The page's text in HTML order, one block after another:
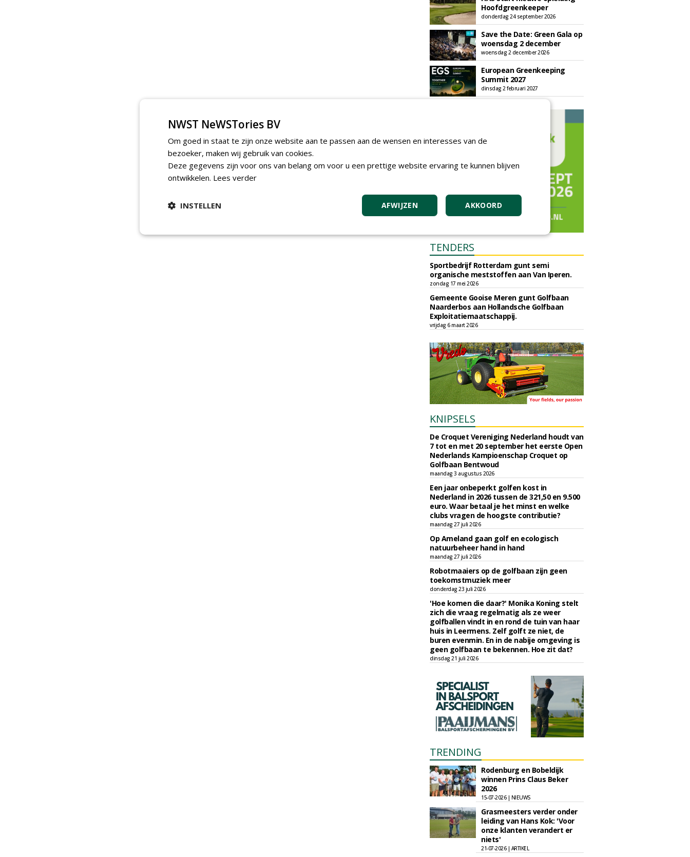
Hoofdgreenkeeper
donderdag 24 september 2026
Save the Date: Green Gala op
woensdag 2 december
woensdag 2 december 2026
European Greenkeeping
Summit 2027
dinsdag 2 februari 2027
TENDERS
Sportbedrijf Rotterdam gunt semi
organische meststoffen aan Van Iperen.
zondag 17 mei 2026
Gemeente Gooise Meren gunt Golfbaan
Naarderbos aan Hollandsche Golfbaan
Exploitatiemaatschappij.
vrijdag 6 maart 2026
KNIPSELS
De Croquet Vereniging Nederland houdt van
7 tot en met 20 september het eerste Open
Nederlands Kampioenschap Croquet op
Golfbaan Bentwoud
maandag 3 augustus 2026
Een jaar onbeperkt golfen kost in
Nederland in 2026 tussen de 321,50 en 9.500
euro. Waar betaal je het minst en welke
clubs vragen de hoogste contributie?
maandag 27 juli 2026
Op Ameland gaan golf en ecologisch
natuurbeheer hand in hand
maandag 27 juli 2026
Robotmaaiers op de golfbaan zijn geen
toekomstmuziek meer
donderdag 23 juli 2026
'Hoe komen die daar?' Monika Koning stelt
zich die vraag regelmatig als ze weer
golfballen vindt in en rond de tuin van haar
huis in Leermens. Zelf golft ze niet, de
buren evenmin. En in de nabije omgeving is
geen golfbaan te bekennen. Hoe zit dat?
dinsdag 21 juli 2026
TRENDING
Rodenburg en Bobeldijk
winnen Prins Claus Beker
2026
15-07-2026 | NIEUWS
Grasmeesters verder onder
leiding van Hans Kok: 'Voor
onze klanten verandert er
niets'
21-07-2026 | ARTIKEL
NWST NeWSTories BV
Om goed in staat te zijn onze website aan te passen aan de wensen en interesses van de
bezoeker, maken wij gebruik van cookies.
Deze gegevens zijn voor ons van belang om voor u een prettige website ervaring te kunnen blijven
ontwikkelen. Lees verder
AKKOORD
AFWIJZEN
INSTELLEN